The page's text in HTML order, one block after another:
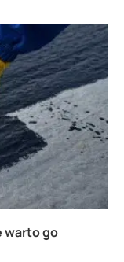
warto go